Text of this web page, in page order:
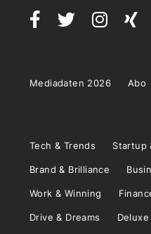
Mediadaten 2026 Abo
Tech & Trends Startup
Brand & Brilliance
Work & Winning
Drive & Dreams